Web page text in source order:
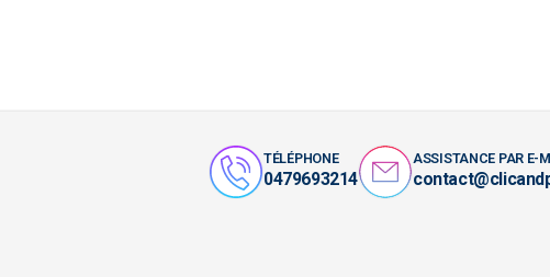
TÉLÉPHONE
0479693214
ASSISTANCE PAR E-